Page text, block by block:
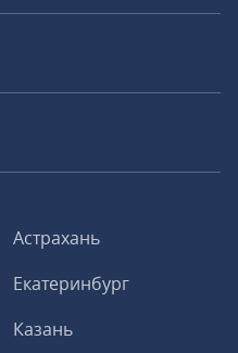
Астрахань
Екатеринбург
Казань